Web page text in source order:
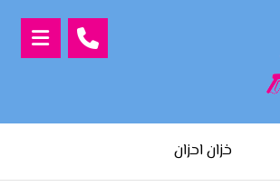
خزان احزان